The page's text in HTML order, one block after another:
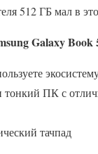
512 ГБ мал в
Galaxy Book
тонкий ПК с
тачпад